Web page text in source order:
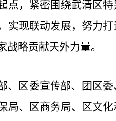
点，紧密围绕武清区
实现联动发展，努力
战略贡献天外力量。
、区委宣传部、团区
局、区商务局、区文